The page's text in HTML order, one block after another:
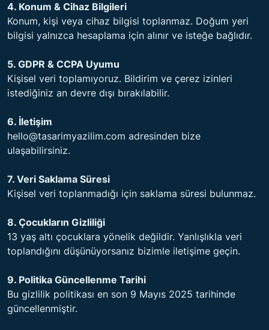
4. Konum & Cihaz Bilgileri
Konum, kişi veya cihaz bilgisi toplanmaz. Doğum yeri
bilgisi yalnızca hesaplama için alınır ve isteğe bağlıdır.
5. GDPR & CCPA Uyumu
Kişisel veri toplamıyoruz. Bildirim ve çerez izinleri
istediğiniz an devre dışı bırakılabilir.
6. İletişim
hello@tasarimyazilim.com adresinden bize
ulaşabilirsiniz.
7. Veri Saklama Süresi
Kişisel veri toplanmadığı için saklama süresi bulunmaz.
8. Çocukların Gizliliği
13 yaş altı çocuklara yönelik değildir. Yanlışlıkla veri
toplandığını düşünüyorsanız bizimle iletişime geçin.
9. Politika Güncellenme Tarihi
Bu gizlilik politikası en son 9 Mayıs 2025 tarihinde
güncellenmiştir.